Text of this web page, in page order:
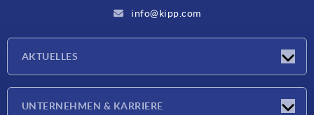
info@kipp.com
AKTUELLES
UNTERNEHMEN & KARRIERE